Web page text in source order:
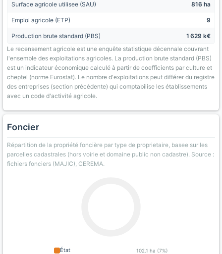
Surface agricole utilisee (SAU) 816 ha
Emploi agricole (ETP) 9
Production brute standard (PBS)
1 629 k€
Le recensement agricole est une enquête statistique décennale couvrant
l'ensemble des exploitations agricoles. La production brute standard (PBS)
est un indicateur économique calculé à partir de coefficients par culture et
cheptel (norme Eurostat). Le nombre d'exploitations peut différer du registre
des entreprises (section précédente) qui comptabilise les établissements
avec un code d'activité agricole.
Foncier
Répartition de la propriété foncière par type de proprietaire, basee sur les
parcelles cadastrales (hors voirie et domaine public non cadastre). Source :
fichiers fonciers (MAJIC), CEREMA.
État 102.1 ha (7%)